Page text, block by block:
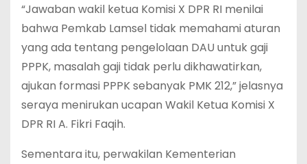
“Jawaban wakil ketua Komisi X DPR RI menilai
bahwa Pemkab Lamsel tidak memahami aturan
yang ada tentang pengelolaan DAU untuk gaji
PPPK, masalah gaji tidak perlu dikhawatirkan,
ajukan formasi PPPK sebanyak PMK 212,” jelasnya
seraya menirukan ucapan Wakil Ketua Komisi X
DPR RI A. Fikri Faqih.
Sementara itu, perwakilan Kementerian